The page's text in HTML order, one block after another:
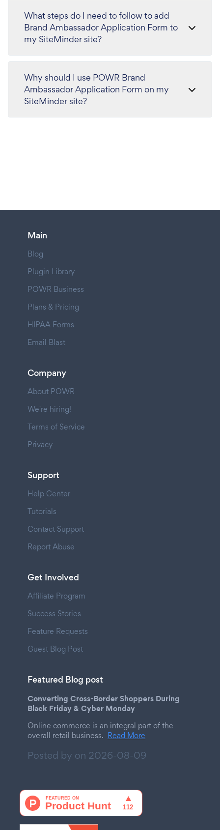
What steps do I need to follow to add
Brand Ambassador Application Form to
my SiteMinder site?
Why should I use POWR Brand
Ambassador Application Form on my
SiteMinder site?
Main
Blog
Plugin Library
POWR Business
Plans & Pricing
HIPAA Forms
Email Blast
Company
About POWR
We're hiring!
Terms of Service
Privacy
Support
Help Center
Tutorials
Contact Support
Report Abuse
Get Involved
Affiliate Program
Success Stories
Feature Requests
Guest Blog Post
Featured Blog post
Converting Cross-Border Shoppers During
Black Friday & Cyber Monday
Online commerce is an integral part of the
overall retail business. Read More
Posted by on 2026-08-09